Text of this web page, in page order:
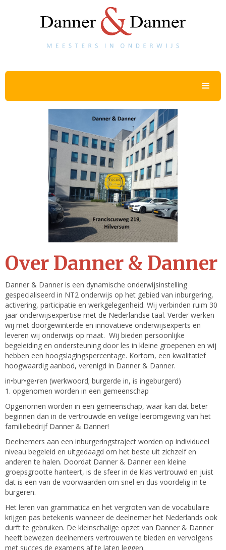
Over Danner & Danner
Danner & Danner is een dynamische onderwijsinstelling
gespecialiseerd in NT2 onderwijs op het gebied van inburgering,
activering, participatie en werkgelegenheid. Wij verbinden ruim 30
jaar onderwijsexpertise met de Nederlandse taal. Verder werken
wij met doorgewinterde en innovatieve onderwijsexperts en
leveren wij onderwijs op maat. Wij bieden persoonlijke
begeleiding en ondersteuning door les in kleine groepenen en wij
hebben een hoogslagingspercentage. Kortom, een kwalitatief
hoogwaardig aanbod, verenigd in Danner & Danner.
in•bur•ge•ren (werkwoord; burgerde in, is ingeburgerd)
1. opgenomen worden in een gemeenschap
Opgenomen worden in een gemeenschap, waar kan dat beter
beginnen dan in de vertrouwde en veilige leeromgeving van het
familiebedrijf Danner & Danner!
Deelnemers aan een inburgeringstraject worden op individueel
niveau begeleid en uitgedaagd om het beste uit zichzelf en
anderen te halen. Doordat Danner & Danner een kleine
groepsgrootte hanteert, is de sfeer in de klas vertrouwd en juist
dat is een van de voorwaarden om snel en dus voordelig in te
burgeren.
Het leren van grammatica en het vergroten van de vocabulaire
krijgen pas betekenis wanneer de deelnemer het Nederlands ook
durft te gebruiken. De kleinschalige opzet van Danner & Danner
heeft bewezen deelnemers vertrouwen te bieden en vervolgens
met succes de examens af te laten leggen.